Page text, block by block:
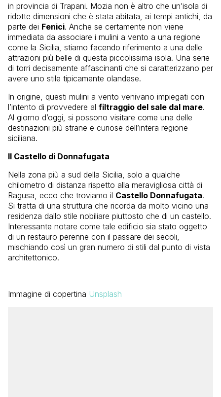
in provincia di Trapani. Mozia non è altro che un’isola di
ridotte dimensioni che è stata abitata, ai tempi antichi, da
parte dei Fenici. Anche se certamente non viene
immediata da associare i mulini a vento a una regione
come la Sicilia, stiamo facendo riferimento a una delle
attrazioni più belle di questa piccolissima isola. Una serie
di torri decisamente affascinanti che si caratterizzano per
avere uno stile tipicamente olandese.
In origine, questi mulini a vento venivano impiegati con
l’intento di provvedere al filtraggio del sale dal mare.
Al giorno d’oggi, si possono visitare come una delle
destinazioni più strane e curiose dell’intera regione
siciliana.
Il Castello di Donnafugata
Nella zona più a sud della Sicilia, solo a qualche
chilometro di distanza rispetto alla meravigliosa città di
Ragusa, ecco che troviamo il Castello Donnafugata.
Si tratta di una struttura che ricorda da molto vicino una
residenza dallo stile nobiliare piuttosto che di un castello.
Interessante notare come tale edificio sia stato oggetto
di un restauro perenne con il passare dei secoli,
mischiando così un gran numero di stili dal punto di vista
architettonico.
Immagine di copertina Unsplash